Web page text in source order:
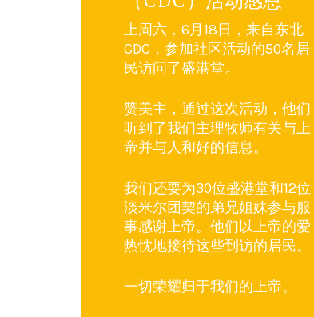
上周六，6月18日，来自东北
CDC，参加社区活动的50名居
民访问了盛港堂。
赞美主，通过这次活动，他们
听到了我们主理牧师有关与上
帝并与人和好的信息。
我们还要为30位盛港堂和12位
淡米尔团契的弟兄姐妹参与服
事感谢上帝。他们以上帝的爱
热忱地接待这些到访的居民。
一切荣耀归于我们的上帝。